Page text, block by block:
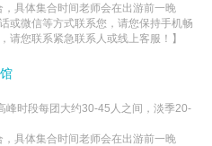
具体集合时间老师会在出游前一晚
或微信等方式联系您，请您保持手机畅
请您联系紧急联系人或线上客服！】
峰时段每团大约30-45人之间，淡季20-
具体集合时间老师会在出游前一晚